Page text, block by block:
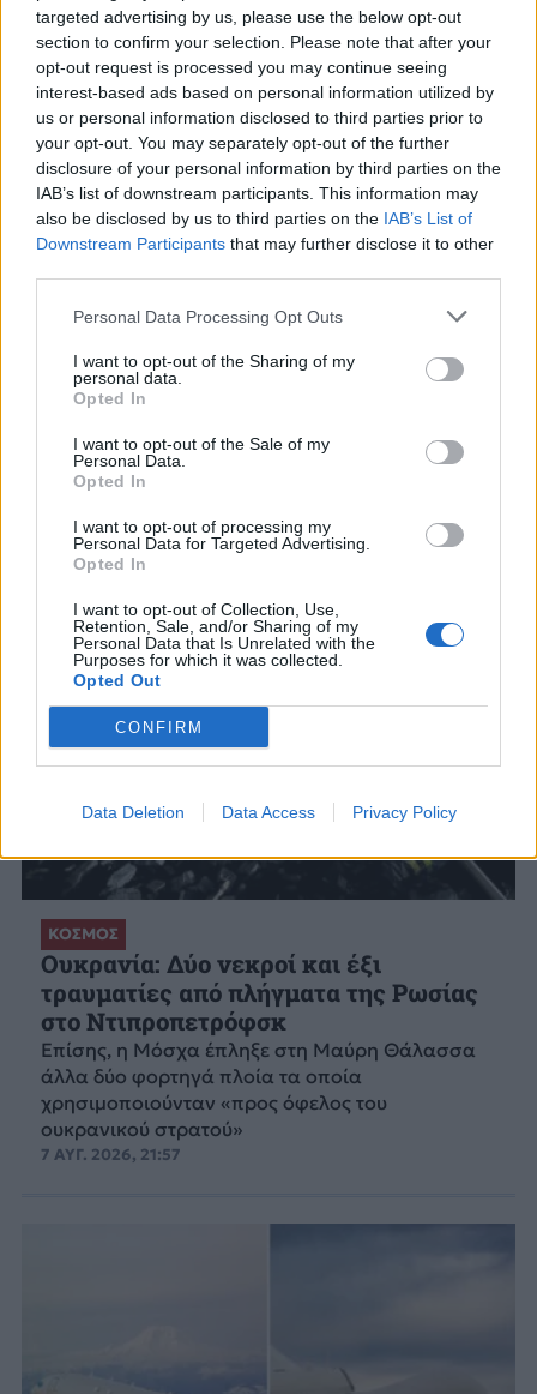
targeted advertising by us, please use the below opt-out
section to confirm your selection. Please note that after your
opt-out request is processed you may continue seeing
interest-based ads based on personal information utilized by
us or personal information disclosed to third parties prior to
your opt-out. You may separately opt-out of the further
disclosure of your personal information by third parties on the
IAB’s list of downstream participants. This information may
also be disclosed by us to third parties on the IAB’s List of
Downstream Participants that may further disclose it to other
Personal Data Processing Opt Outs
I want to opt-out of the Sharing of my
personal data.
Opted In
I want to opt-out of the Sale of my
Personal Data.
Opted In
I want to opt-out of processing my
Personal Data for Targeted Advertising.
Opted In
I want to opt-out of Collection, Use,
Retention, Sale, and/or Sharing of my
Personal Data that Is Unrelated with the
Purposes for which it was collected.
Opted Out
CONFIRM
Data Deletion Data Access Privacy Policy
και Σαουδική Αραβία»
ΔΙΑΦΗΜΙΣΗ
ΚΟΣΜΟΣ
Ουκρανία: Δύο νεκροί και έξι
τραυματίες από πλήγματα της Ρωσίας
στο Ντιπροπετρόφσκ
Επίσης, η Μόσχα έπληξε στη Μαύρη Θάλασσα
άλλα δύο φορτηγά πλοία τα οποία
χρησιμοποιούνταν «προς όφελος του
ουκρανικού στρατού»
7 ΑΥΓ. 2026, 21:57